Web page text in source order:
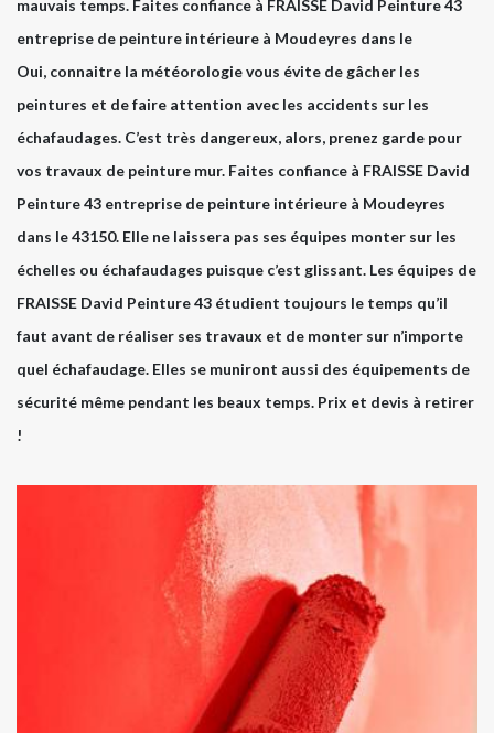
mauvais temps. Faites confiance à FRAISSE David Peinture 43
entreprise de peinture intérieure à Moudeyres dans le
Oui, connaitre la météorologie vous évite de gâcher les
peintures et de faire attention avec les accidents sur les
échafaudages. C’est très dangereux, alors, prenez garde pour
vos travaux de peinture mur. Faites confiance à FRAISSE David
Peinture 43 entreprise de peinture intérieure à Moudeyres
dans le 43150. Elle ne laissera pas ses équipes monter sur les
échelles ou échafaudages puisque c’est glissant. Les équipes de
FRAISSE David Peinture 43 étudient toujours le temps qu’il
faut avant de réaliser ses travaux et de monter sur n’importe
quel échafaudage. Elles se muniront aussi des équipements de
sécurité même pendant les beaux temps. Prix et devis à retirer
!